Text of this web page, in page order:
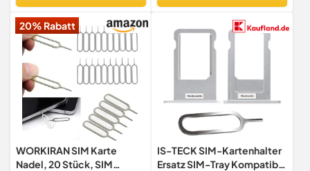
Smartphone
20% Rabatt
WORKIRAN SIM Karte
Nadel, 20 Stück, SIM
IS-TECK SIM-Kartenhalter
Ersatz SIM-Tray Kompatibel